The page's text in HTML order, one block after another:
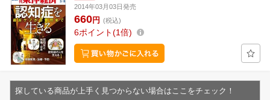
2014年03月03日発売
660円 (税込)
6ポイント 1倍
探している商品が上手く見つからない場合はここをチェック！